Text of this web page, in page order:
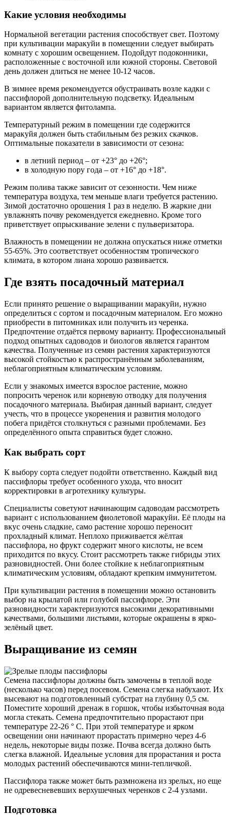
Какие условия необходимы
Нормальной вегетации растения способствует свет. Поэтому
при культивации маракуйи в помещении следует выбирать
комнату с хорошим освещением. Подойдут подоконники,
расположенные с восточной или южной стороны. Световой
день должен длиться не менее 10-12 часов.
В зимнее время рекомендуется обустраивать возле кадки с
пассифлорой дополнительную подсветку. Идеальным
вариантом является фитолампа.
Температурный режим в помещении где содержится
маракуйя должен быть стабильным без резких скачков.
Оптимальные показатели в зависимости от сезона:
в летний период – от +23° до +26°;
в холодную пору года – от +16° до +18°.
Режим полива также зависит от сезонности. Чем ниже
температура воздуха, тем меньше влаги требуется растению.
Зимой достаточно орошения 1 раз в неделю. В жаркие дни
увлажнять почву рекомендуется ежедневно. Кроме того
приветствует опрыскивание зелени с пульверизатора.
Влажность в помещении не должна опускаться ниже отметки
55-65%. Это соответствует особенностям тропического
климата, в котором лиана хорошо развивается.
Где взять посадочный материал
Если принято решение о выращивании маракуйи, нужно
определиться с сортом и посадочным материалом. Его можно
приобрести в питомниках или получить из черенка.
Предпочтение отдаётся первому варианту. Профессиональный
подход опытных садоводов и биологов является гарантом
качества. Полученные из семян растения характеризуются
высокой стойкостью к распространённым заболеваниям,
неблагоприятным климатическим условиям.
Если у знакомых имеется взрослое растение, можно
попросить черенок или корневую отводку для получения
посадочного материала. Выбирая данный вариант, следует
учесть, что в процессе укоренения и развития молодого
побега придётся столкнуться с разными проблемами. Без
определённого опыта справиться будет сложно.
Как выбрать сорт
К выбору сорта следует подойти ответственно. Каждый вид
пассифлоры требует особенного ухода, что вносит
корректировки в агротехнику культуры.
Специалисты советуют начинающим садоводам рассмотреть
вариант с использованием фиолетовой маракуйи. Её плоды на
вкус очень сладкие, само растение хорошо переносит
прохладный климат. Неплохо приживается жёлтая
пассифлора, но фрукт содержит много кислоты, не всем
приходится по вкусу. Стоит рассмотреть также гибриды этих
разновидностей. Они более стойкие к неблагоприятным
климатическим условиям, обладают крепким иммунитетом.
При культивации растения в помещении можно остановить
выбор на крылатой или голубой пассифлоре. Эти
разновидности характеризуются высокими декоративными
качествами, большими листьями, которые окрашены в ярко-
зелёный цвет.
Выращивание из семян
Семена пассифлоры должны быть замочены в теплой воде
(несколько часов) перед посевом. Семена слегка набухают. Их
высевают на подготовленный субстрат на глубину 0,5 см.
Поместите хороший дренаж в горшок, чтобы избыточная вода
могла стекать. Семена предпочтительно прорастают при
температуре 22-26 ° С. При этой температуре и ярком
освещении они начинают прорастать примерно через 4-6
недель, некоторые виды позже. Почва всегда должно быть
слегка влажной. Идеальные условия для прорастания и роста
молодых растений обеспечиваются мини-тепличкой.
Пассифлора также может быть размножена из зрелых, но еще
не одревесневевших верхушечных черенков с 2-4 узлами.
Подготовка